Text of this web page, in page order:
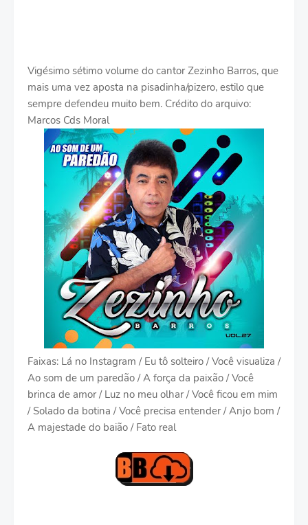
Vigésimo sétimo volume do cantor Zezinho Barros, que
mais uma vez aposta na pisadinha/pizero, estilo que
sempre defendeu muito bem. Crédito do arquivo:
Marcos Cds Moral
Faixas: Lá no Instagram / Eu tô solteiro / Você visualiza /
Ao som de um paredão / A força da paixão / Você
brinca de amor / Luz no meu olhar / Você ficou em mim
/ Solado da botina / Você precisa entender / Anjo bom /
A majestade do baião / Fato real